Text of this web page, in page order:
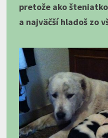
pretože ako
a najväčší hladoš zo